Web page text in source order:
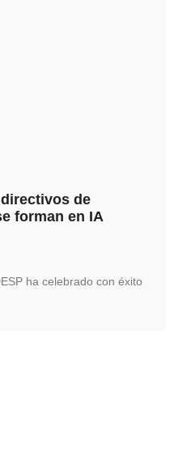
de
forman en IA
ha celebrado con éxito